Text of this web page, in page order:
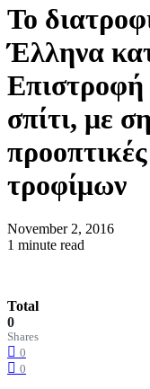
Το
Έλληνα
Επιστροφή
σπίτι, με
τροφίμων
November 2, 2016
1 minute read
Total
0
Shares
0
0